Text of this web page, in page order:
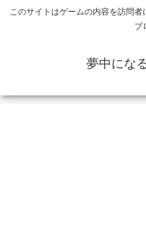
このサイトはゲームの内容を訪問
ブ
夢中にな